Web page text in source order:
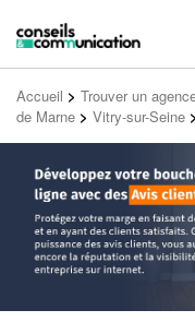
Accueil > Trouver un
de Marne > Vitry-sur-Seine >